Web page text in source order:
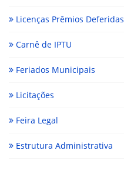
Licenças Prêmios Deferidas
Carnê de IPTU
Feriados Municipais
Licitações
Feira Legal
Estrutura Administrativa